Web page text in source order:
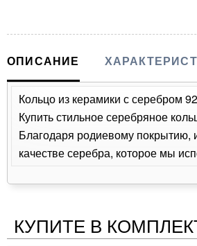
ОПИСАНИЕ
Кольцо из керамики с серебром
Купить стильное серебряное
Благодаря родиевому
качестве серебра, которое мы
КУПИТЕ В